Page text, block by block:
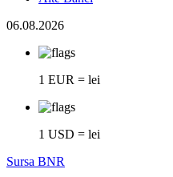
06.08.2026
1 EUR = lei
1 USD = lei
Sursa BNR